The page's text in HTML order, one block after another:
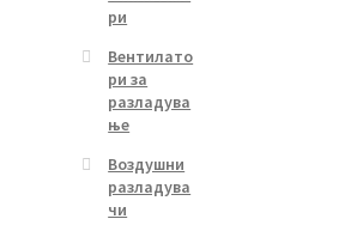
ри
Вентилато
ри за
разладува
ње
Воздушни
разладува
чи